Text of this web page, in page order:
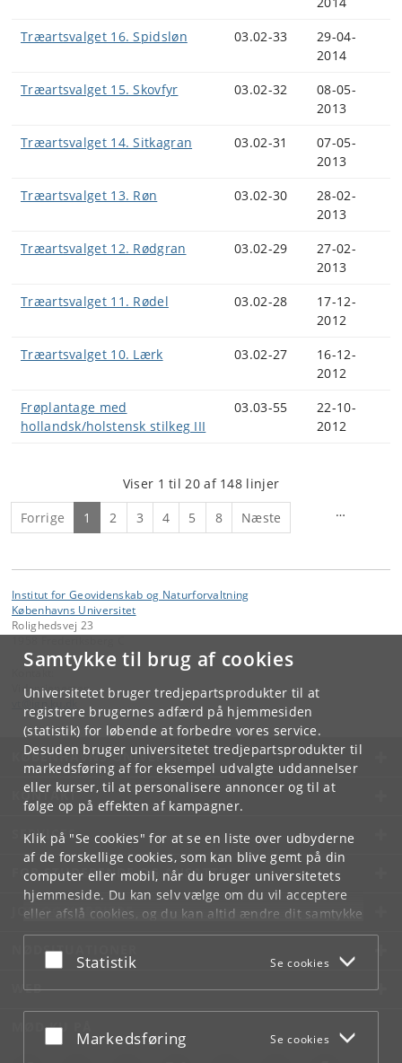
Samtykke til brug af cookies
Universitetet bruger tredjepartsprodukter til at
registrere brugernes adfærd på hjemmesiden
(statistik) for løbende at forbedre vores service.
Desuden bruger universitetet tredjepartsprodukter til
markedsføring af for eksempel udvalgte uddannelser
eller kurser, til at personalisere annoncer og til at
følge op på effekten af kampagner.
Klik på "Se cookies" for at se en liste over udbyderne
af de forskellige cookies, som kan blive gemt på din
computer eller mobil, når du bruger universitetets
hjemmeside. Du kan selv vælge om du vil acceptere
eller afslå cookies, og du kan altid ændre dit samtykke
underCookie- og privatlivspolitiksom du finder i
bunden af hver side.
Acceptér eller afslå
Statistik Se cookies
Acceptér eller afslå
Markedsføring Se cookies
Træartsvalget 16. Spidsløn
03.02-33
29-04-
2014
Træartsvalget 15. Skovfyr
03.02-32
08-05-
2013
Træartsvalget 14. Sitkagran
03.02-31
07-05-
2013
Træartsvalget 13. Røn
03.02-30
28-02-
2013
Træartsvalget 12. Rødgran
03.02-29
27-02-
2013
Træartsvalget 11. Rødel
03.02-28
17-12-
2012
Træartsvalget 10. Lærk
03.02-27
16-12-
2012
Frøplantage med
hollandsk/holstensk stilkeg III
03.03-55
22-10-
2012
Viser 1 til 20 af 148 linjer
Forrige 1 2 3 4 5 …
8 Næste
Institut for Geovidenskab og Naturforvaltning
Københavns Universitet
Rolighedsvej 23
Videntjenesten
KØBENHAVNS UNIVERSITET
KONTAKT
SERVICES
FOR STUDERENDE OG ANSATTE
JOB OG KARRIERE
NØDSITUATIONER
WEB
MØD KU PÅ